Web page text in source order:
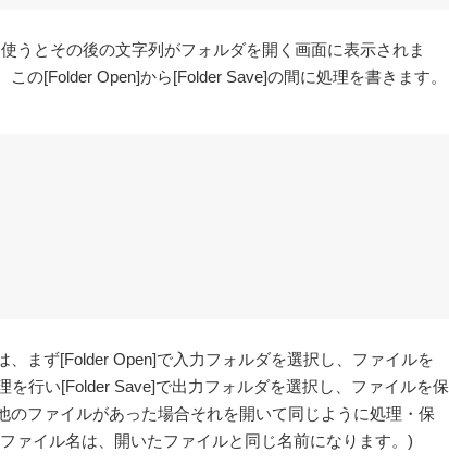
うとその後の文字列がフォルダを開く画面に表示されま
の[Folder Open]から[Folder Save]の間に処理を書きます。
、まず[Folder Open]で入力フォルダを選択し、ファイルを
を行い[Folder Save]で出力フォルダを選択し、ファイルを保
のファイルがあった場合それを開いて同じように処理・保
ァイル名は、開いたファイルと同じ名前になります。)